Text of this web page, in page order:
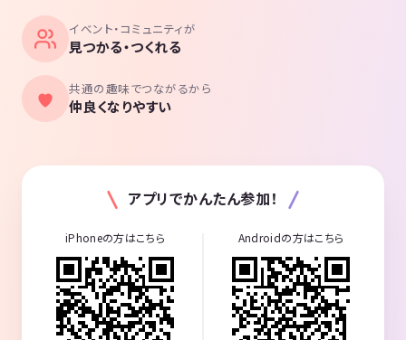
イベント・コミュニティが
見つかる・つくれる
共通の趣味でつながるから
仲良くなりやすい
アプリでかんたん参加！
iPhoneの方はこちら Androidの方はこちら